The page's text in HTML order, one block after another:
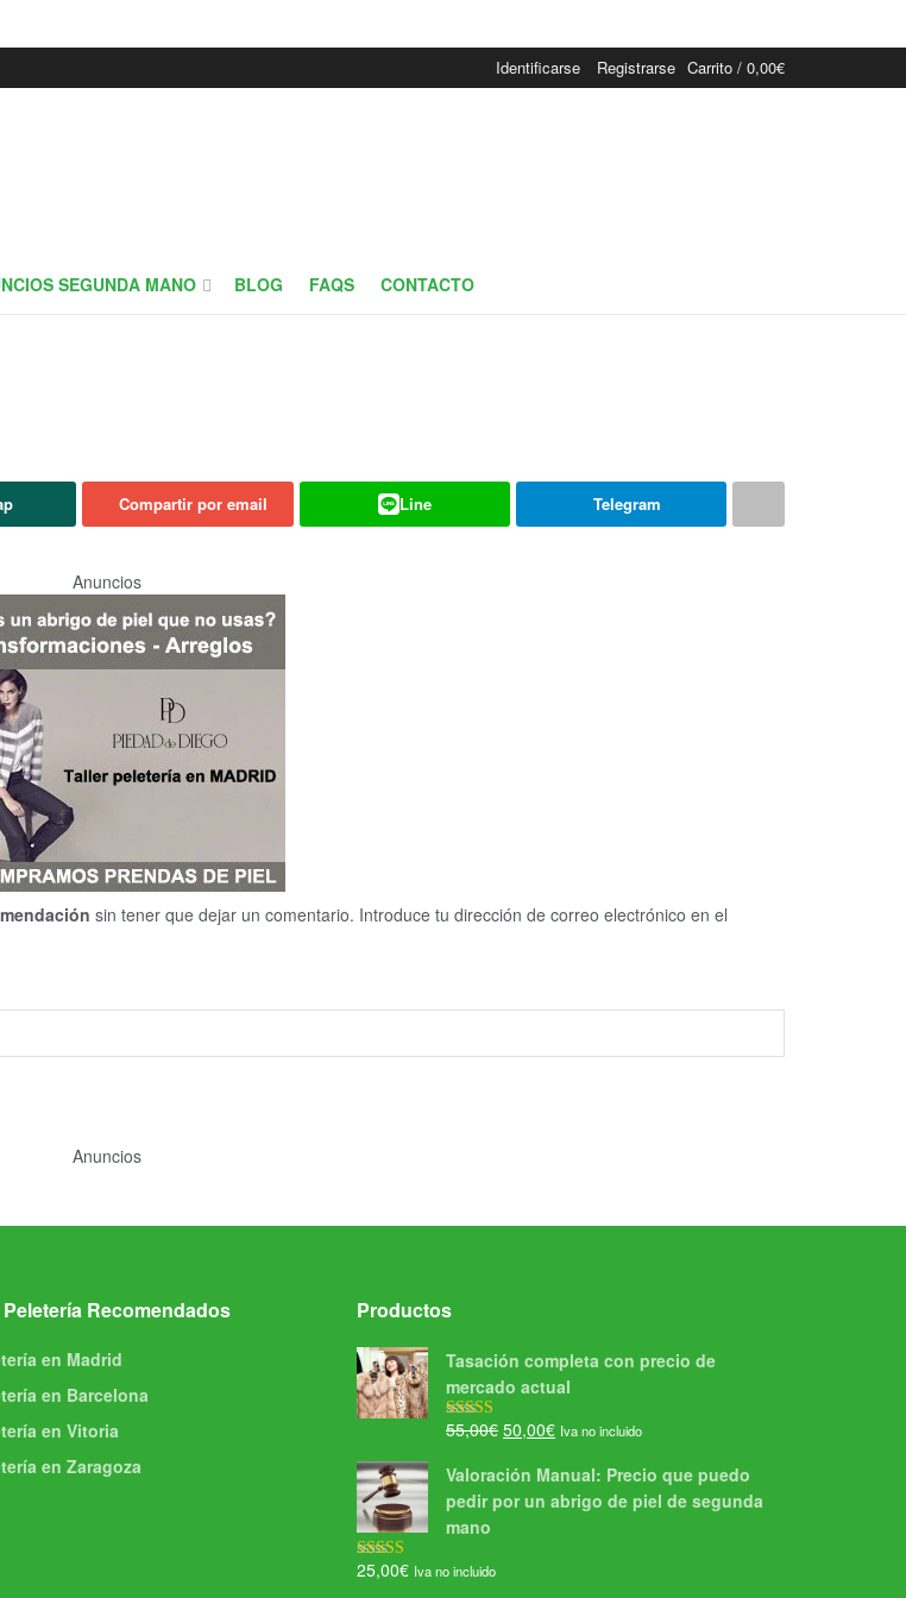
Identificarse Registrarse Carrito / 0,00€
SEGUNDA MANO BLOG FAQS CONTACTO
Compartir por email Line Telegram
Anuncios
sin tener que dejar un comentario. Introduce tu dirección de correo electrónico en el
Anuncios
Recomendados
en Madrid
en Barcelona
en Vitoria
en Zaragoza
Productos
Tasación completa con precio de
mercado actual
Valorado con
55,00€ El
original
era:
50,00€El
actual
es:
Iva no incluido
Valoración Manual: Precio que puedo
pedir por un abrigo de piel de segunda
mano
Valorado con
25,00€ Iva no incluido